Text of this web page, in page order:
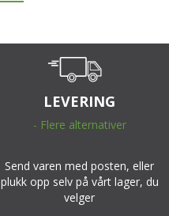
LEVERING
- Flere alternativer
Send varen med posten, eller
plukk opp selv på vårt lager, du
velger